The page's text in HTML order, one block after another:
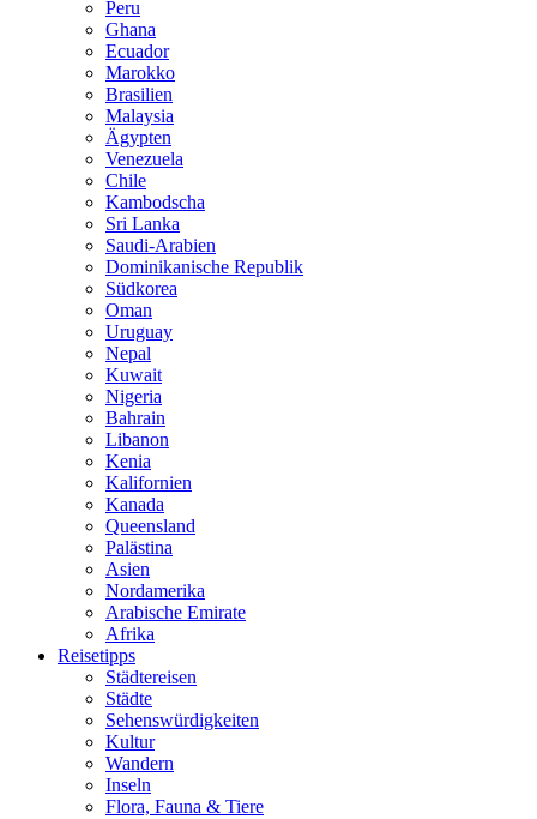
Peru
Ghana
Ecuador
Marokko
Brasilien
Malaysia
Ägypten
Venezuela
Chile
Kambodscha
Sri Lanka
Saudi-Arabien
Dominikanische Republik
Südkorea
Oman
Uruguay
Nepal
Kuwait
Nigeria
Bahrain
Libanon
Kenia
Kalifornien
Kanada
Queensland
Palästina
Asien
Nordamerika
Arabische Emirate
Afrika
Reisetipps
Städtereisen
Städte
Sehenswürdigkeiten
Kultur
Wandern
Inseln
Flora, Fauna & Tiere